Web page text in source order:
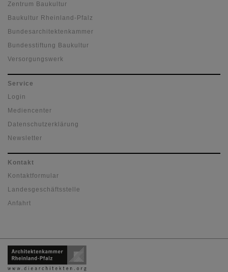
Zentrum Baukultur
Baukultur Rheinland-Pfalz
Bundesarchitektenkammer
Bundesstiftung Baukultur
Versorgungswerk
Service
Login
Mediencenter
Datenschutzerklärung
Newsletter
Kontakt
Kontaktformular
Landesgeschäftsstelle
Anfahrt